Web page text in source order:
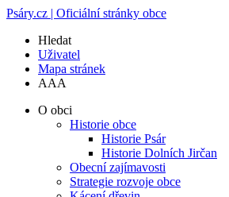
Psáry.cz | Oficiální stránky obce
Hledat
Uživatel
Mapa stránek
AAA
O obci
Historie obce
Historie Psár
Historie Dolních Jirčan
Obecní zajímavosti
Strategie rozvoje obce